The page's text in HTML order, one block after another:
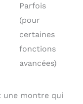
Parfois
(pour
certaines
fonctions
avancées)
une montre qui